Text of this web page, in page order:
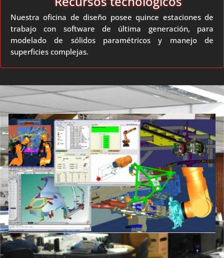
Nuestra oficina de diseño posee quince estaciones de
trabajo con software de última generación, para
modelado de sólidos paramétricos y manejo de
superficies complejas.